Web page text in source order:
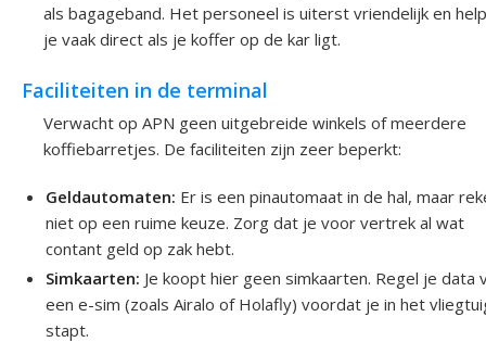
als bagageband. Het personeel is uiterst vriendelijk en
je vaak direct als je koffer op de kar ligt.
Faciliteiten in de terminal
Verwacht op APN geen uitgebreide winkels of meerdere
koffiebarretjes. De faciliteiten zijn zeer beperkt:
Geldautomaten: Er is een pinautomaat in de hal, maar
niet op een ruime keuze. Zorg dat je voor vertrek al wat
contant geld op zak hebt.
Simkaarten: Je koopt hier geen simkaarten. Regel je data
een e-sim (zoals Airalo of Holafly) voordat je in het
stapt.